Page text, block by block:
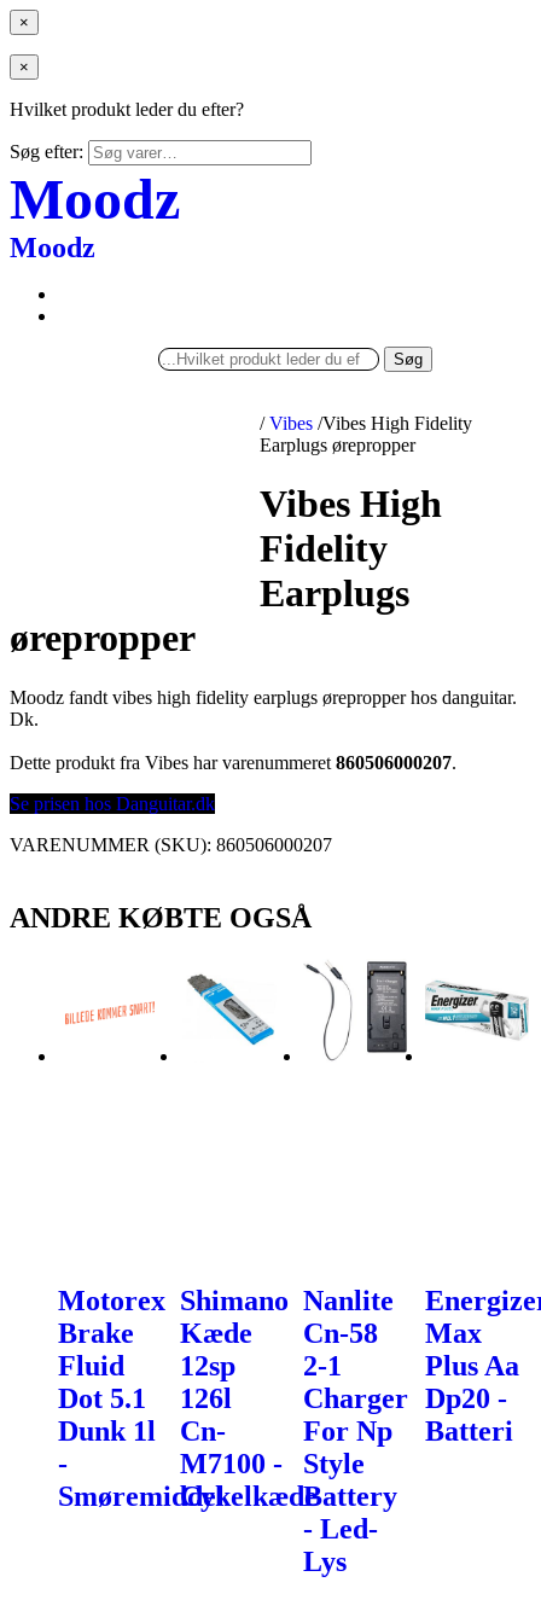
×
×
Hvilket produkt leder du efter?
Søg efter:
Moodz
Moodz
Søg
/ Vibes /Vibes High Fidelity
Earplugs ørepropper
Vibes High
Fidelity
Earplugs
ørepropper
Moodz fandt vibes high fidelity earplugs ørepropper hos danguitar.
Dk.
Dette produkt fra Vibes har varenummeret 860506000207.
Se prisen hos Danguitar.dk
VARENUMMER (SKU): 860506000207
ANDRE KØBTE OGSÅ
Motorex
Brake
Fluid
Dot 5.1
Dunk 1l
-
Smøremiddel
Shimano
Kæde
12sp
126l
Cn-
M7100 -
Cykelkæde
Nanlite
Cn-58
2-1
Charger
For Np
Style
Battery
- Led-
Lys
Max
Plus Aa
Dp20 -
Batteri